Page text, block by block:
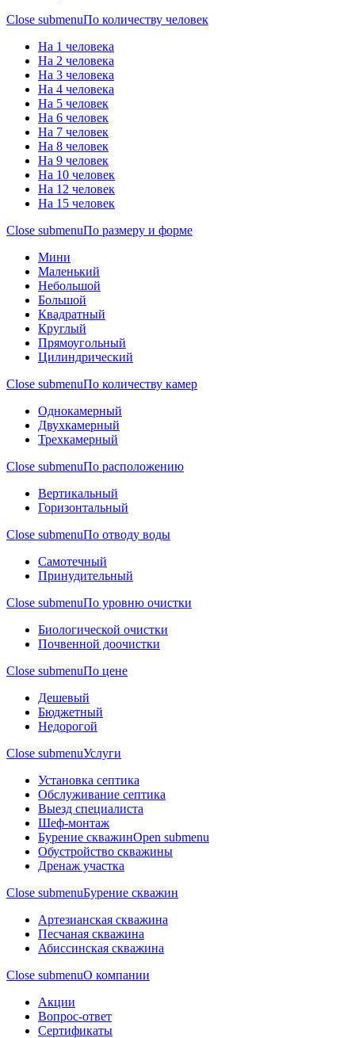
Close submenuПо количеству человек
На 1 человека
На 2 человека
На 3 человека
На 4 человека
На 5 человек
На 6 человек
На 7 человек
На 8 человек
На 9 человек
На 10 человек
На 12 человек
На 15 человек
Close submenuПо размеру и форме
Мини
Маленький
Небольшой
Большой
Квадратный
Круглый
Прямоугольный
Цилиндрический
Close submenuПо количеству камер
Однокамерный
Двухкамерный
Трехкамерный
Close submenuПо расположению
Вертикальный
Горизонтальный
Close submenuПо отводу воды
Самотечный
Принудительный
Close submenuПо уровню очистки
Биологической очистки
Почвенной доочистки
Close submenuПо цене
Дешевый
Бюджетный
Недорогой
Close submenuУслуги
Установка септика
Обслуживание септика
Выезд специалиста
Шеф-монтаж
Бурение скважинOpen submenu
Обустройство скважины
Дренаж участка
Close submenuБурение скважин
Артезианская скважина
Песчаная скважина
Абиссинская скважина
Close submenuО компании
Акции
Вопрос-ответ
Сертификаты